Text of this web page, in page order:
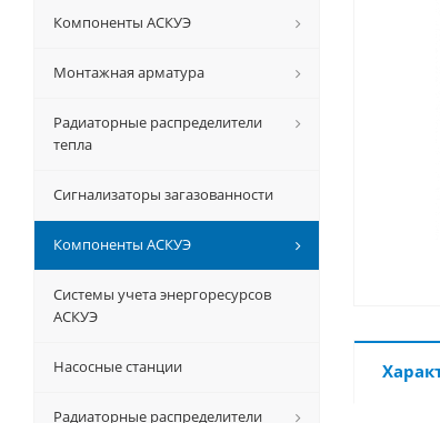
Компоненты АСКУЭ
Монтажная арматура
Радиаторные распределители
тепла
Сигнализаторы загазованности
Компоненты АСКУЭ
Системы учета энергоресурсов
АСКУЭ
Насосные станции
Радиаторные распределители